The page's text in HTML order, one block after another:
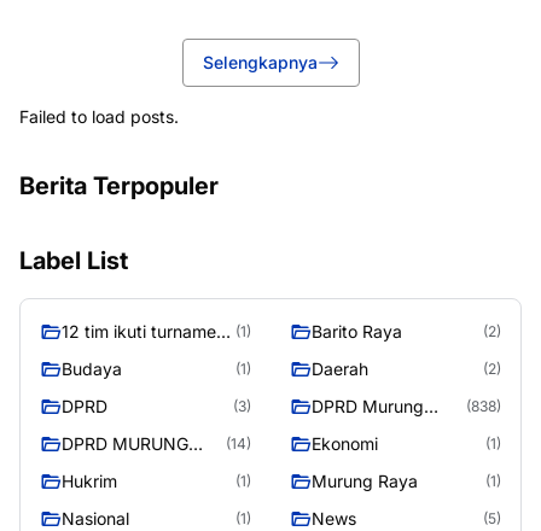
Selengkapnya
Failed to load posts.
Berita Terpopuler
Label List
12 tim ikuti turnamen
Raya
(1) Barito Raya (2)
Budaya (1) Daerah (2)
DPRD (3)
DPRD Murung
(838)
DPRD MURUNG
(14) Ekonomi (1)
Hukrim (1) Murung Raya (1)
Nasional (1) News (5)